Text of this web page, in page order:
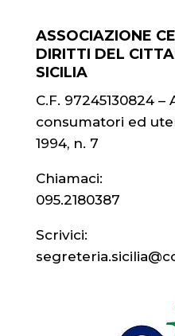
ASSOCIAZIONE
DIRITTI DEL
SICILIA
C.F. 97245130824 –
consumatori ed
1994, n. 7
Chiamaci:
095.2180387
Scrivici: